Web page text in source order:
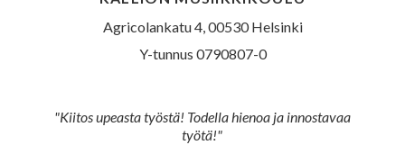
Agricolankatu 4, 00530 Helsinki
Y-tunnus 0790807-0
"Kiitos upeasta työstä! Todella hienoa ja innostavaa
työtä!"